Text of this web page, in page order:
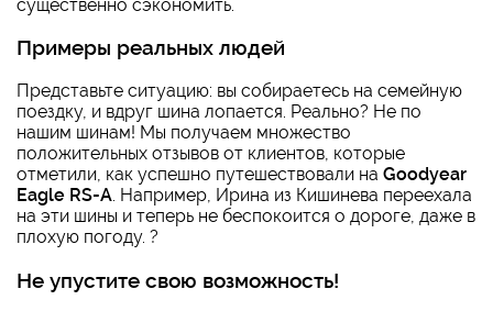
существенно сэкономить.
Примеры реальных людей
Представьте ситуацию: вы собираетесь на семейную
поездку, и вдруг шина лопается. Реально? Не по
нашим шинам! Мы получаем множество
положительных отзывов от клиентов, которые
отметили, как успешно путешествовали на Goodyear
Eagle RS-A. Например, Ирина из Кишинева переехала
на эти шины и теперь не беспокоится о дороге, даже в
плохую погоду. ?
Не упустите свою возможность!